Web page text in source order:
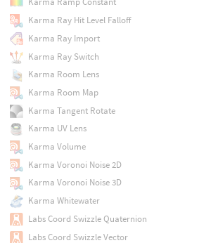
Karma Ray Hit Level Falloff
Karma Ray Import
Karma Ray Switch
Karma Room Lens
Karma Room Map
Karma Tangent Rotate
Karma UV Lens
Karma Volume
Karma Voronoi Noise 2D
Karma Voronoi Noise 3D
Karma Whitewater
Labs Coord Swizzle Quaternion
Labs Coord Swizzle Vector